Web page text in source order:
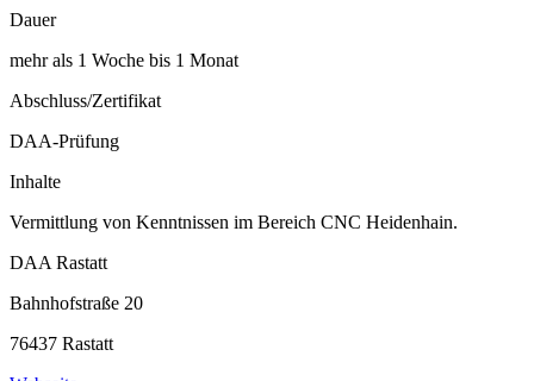
Dauer
mehr als 1 Woche bis 1 Monat
Abschluss/Zertifikat
DAA-Prüfung
Inhalte
Vermittlung von Kenntnissen im Bereich CNC Heidenhain.
DAA Rastatt
Bahnhofstraße 20
76437 Rastatt